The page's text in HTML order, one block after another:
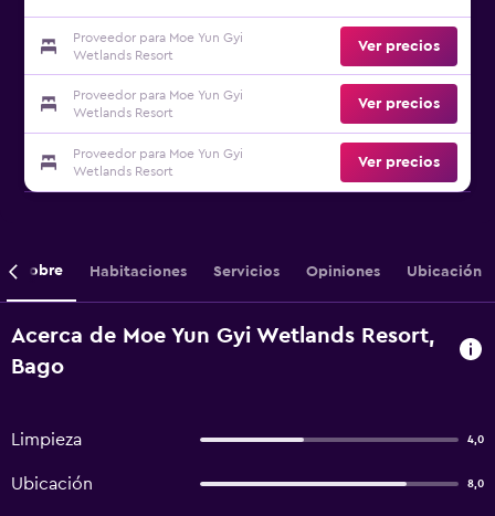
Proveedor para Moe Yun Gyi
Wetlands Resort
Ver precios
Proveedor para Moe Yun Gyi
Wetlands Resort
Ver precios
Proveedor para Moe Yun Gyi
Wetlands Resort
Ver precios
Sobre Habitaciones Servicios Opiniones Ubicación
Acerca de Moe Yun Gyi Wetlands Resort,
Bago
Limpieza 4,0
Ubicación 8,0